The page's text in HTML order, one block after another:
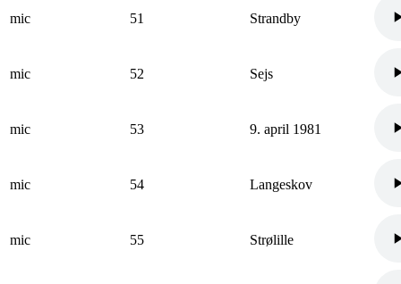
mic 51 Strandby
mic 52 Sejs
mic 53 9. april 1981
mic 54 Langeskov
mic 55 Strølille